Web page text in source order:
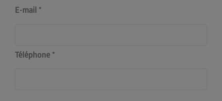
E-mail
Téléphone